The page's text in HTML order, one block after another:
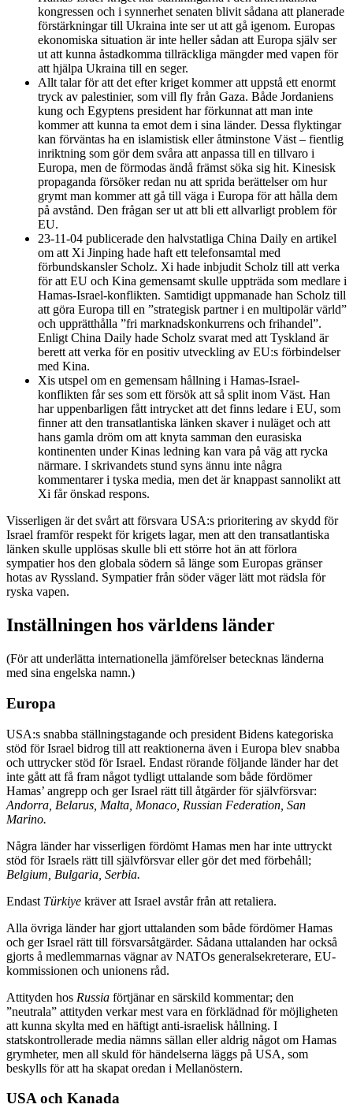
kongressen och i synnerhet senaten blivit sådana att planerade
förstärkningar till Ukraina inte ser ut att gå igenom. Europas
ekonomiska situation är inte heller sådan att Europa själv ser
ut att kunna åstadkomma tillräckliga mängder med vapen för
att hjälpa Ukraina till en seger.
Allt talar för att det efter kriget kommer att uppstå ett enormt
tryck av palestinier, som vill fly från Gaza. Både Jordaniens
kung och Egyptens president har förkunnat att man inte
kommer att kunna ta emot dem i sina länder. Dessa flyktingar
kan förväntas ha en islamistisk eller åtminstone Väst – fientlig
inriktning som gör dem svåra att anpassa till en tillvaro i
Europa, men de förmodas ändå främst söka sig hit. Kinesisk
propaganda försöker redan nu att sprida berättelser om hur
grymt man kommer att gå till väga i Europa för att hålla dem
på avstånd. Den frågan ser ut att bli ett allvarligt problem för
EU.
23-11-04 publicerade den halvstatliga China Daily en artikel
om att Xi Jinping hade haft ett telefonsamtal med
förbundskansler Scholz. Xi hade inbjudit Scholz till att verka
för att EU och Kina gemensamt skulle uppträda som medlare i
Hamas-Israel-konflikten. Samtidigt uppmanade han Scholz till
att göra Europa till en ”strategisk partner i en multipolär värld”
och upprätthålla ”fri marknadskonkurrens och frihandel”.
Enligt China Daily hade Scholz svarat med att Tyskland är
berett att verka för en positiv utveckling av EU:s förbindelser
med Kina.
Xis utspel om en gemensam hållning i Hamas-Israel-
konflikten får ses som ett försök att så split inom Väst. Han
har uppenbarligen fått intrycket att det finns ledare i EU, som
finner att den transatlantiska länken skaver i nuläget och att
hans gamla dröm om att knyta samman den eurasiska
kontinenten under Kinas ledning kan vara på väg att rycka
närmare. I skrivandets stund syns ännu inte några
kommentarer i tyska media, men det är knappast sannolikt att
Xi får önskad respons.
Visserligen är det svårt att försvara USA:s prioritering av skydd för
Israel framför respekt för krigets lagar, men att den transatlantiska
länken skulle upplösas skulle bli ett större hot än att förlora
sympatier hos den globala södern så länge som Europas gränser
hotas av Ryssland. Sympatier från söder väger lätt mot rädsla för
ryska vapen.
Inställningen hos världens länder
(För att underlätta internationella jämförelser betecknas länderna
med sina engelska namn.)
Europa
USA:s snabba ställningstagande och president Bidens kategoriska
stöd för Israel bidrog till att reaktionerna även i Europa blev snabba
och uttrycker stöd för Israel. Endast rörande följande länder har det
inte gått att få fram något tydligt uttalande som både fördömer
Hamas’ angrepp och ger Israel rätt till åtgärder för självförsvar:
Andorra, Belarus, Malta, Monaco, Russian Federation, San
Marino.
Några länder har visserligen fördömt Hamas men har inte uttryckt
stöd för Israels rätt till självförsvar eller gör det med förbehåll;
Belgium, Bulgaria, Serbia.
Endast Türkiye kräver att Israel avstår från att retaliera.
Alla övriga länder har gjort uttalanden som både fördömer Hamas
och ger Israel rätt till försvarsåtgärder. Sådana uttalanden har också
gjorts å medlemmarnas vägnar av NATOs generalsekreterare, EU-
kommissionen och unionens råd.
Attityden hos Russia förtjänar en särskild kommentar; den
”neutrala” attityden verkar mest vara en förklädnad för möjligheten
att kunna skylta med en häftigt anti-israelisk hållning. I
statskontrollerade media nämns sällan eller aldrig något om Hamas
grymheter, men all skuld för händelserna läggs på USA, som
beskylls för att ha skapat oredan i Mellanöstern.
USA och Kanada